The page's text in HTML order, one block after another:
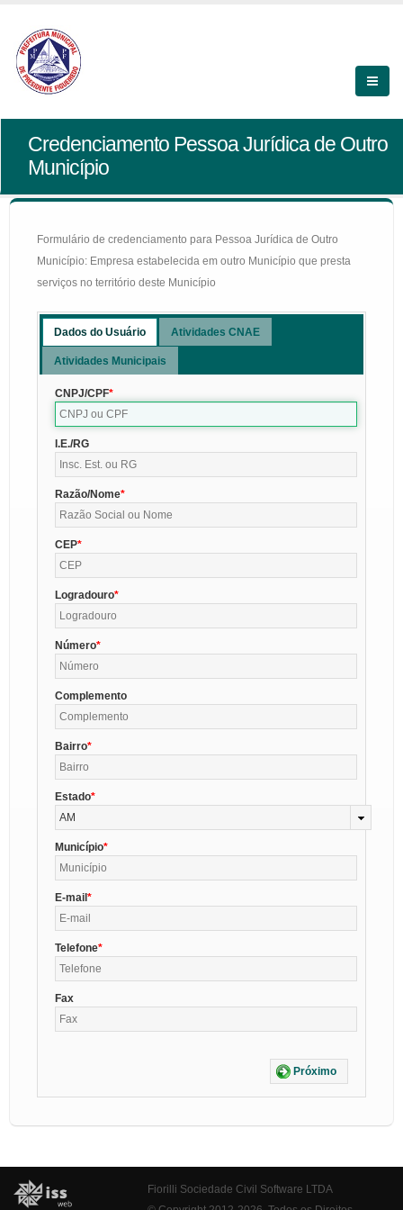
Credenciamento Pessoa Jurídica de Outro
Município
Formulário de credenciamento para Pessoa Jurídica de Outro
Município: Empresa estabelecida em outro Município que presta
serviços no território deste Município
Dados do Usuário Atividades CNAE
Atividades Municipais
CNPJ/CPF
I.E./RG
Razão/Nome
CEP
Logradouro
Número
Complemento
Bairro
Estado
AM
Município
E-mail
Telefone
Fax
Próximo
Fiorilli Sociedade Civil Software LTDA